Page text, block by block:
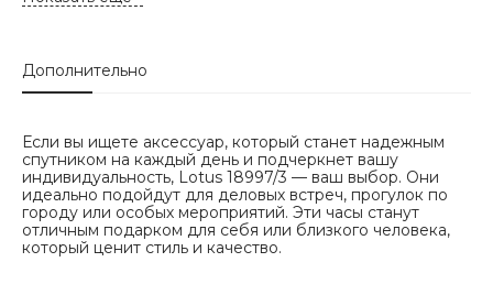
Дополнительно
Если вы ищете аксессуар, который станет надежным
спутником на каждый день и подчеркнет вашу
индивидуальность, Lotus 18997/3 — ваш выбор. Они
идеально подойдут для деловых встреч, прогулок по
городу или особых мероприятий. Эти часы станут
отличным подарком для себя или близкого человека,
который ценит стиль и качество.